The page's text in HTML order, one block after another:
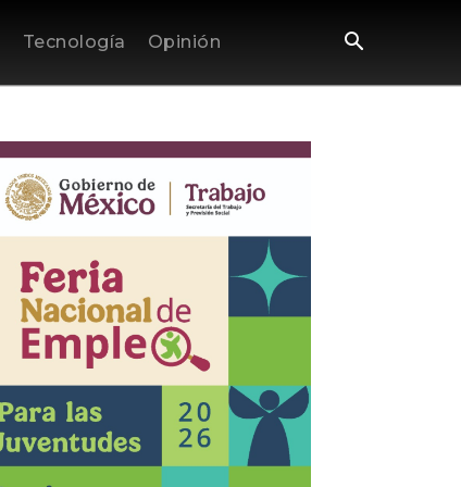
Tecnología Opinión